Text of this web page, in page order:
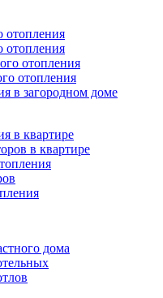
отопления
отопления
отопления
отопления
в загородном доме
в квартире
в квартире
дома